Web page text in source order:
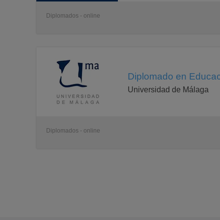
ASIGNATURAS DE LIBRE
PRIMER CUATRIMESTRE
Coeducar para la Igualdad y la Diferencia
Didáctica de los Deportes de Equipo I: Baloncesto y
Didáctica de los Deportes de Equipo II: Balonmano y
SEGUNDO CUATRIMESTRE
Enseñar y Aprender Historia y Geografía
Diplomados - online
Diplomado en
Universidad de Málaga
Diplomados - online